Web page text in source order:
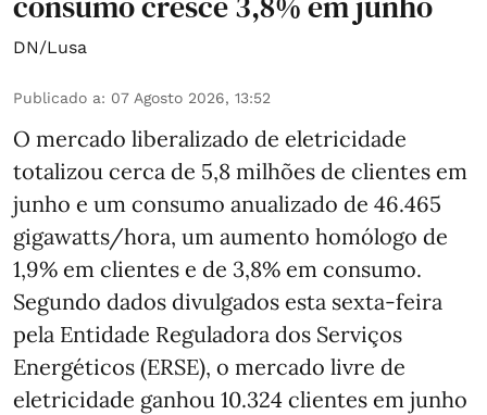
DN/Lusa
Publicado a: 07 Agosto 2026, 13:52
O mercado liberalizado de eletricidade
totalizou cerca de 5,8 milhões de clientes em
junho e um consumo anualizado de 46.465
gigawatts/hora, um aumento homólogo de
1,9% em clientes e de 3,8% em consumo.
Segundo dados divulgados esta sexta-feira
pela Entidade Reguladora dos Serviços
Energéticos (ERSE), o mercado livre de
eletricidade ganhou 10.324 clientes em junho